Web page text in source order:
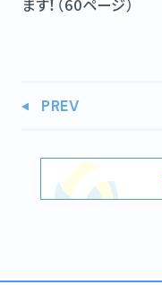
ます！（60ページ）
PREV